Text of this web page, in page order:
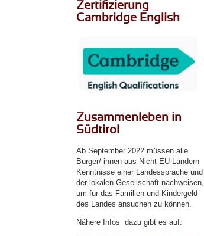
Zertifizierung
Cambridge English
Zusammenleben in
Südtirol
Ab September 2022 müssen alle
Bürger/-innen aus Nicht-EU-Ländern
Kenntnisse einer Landessprache und
der lokalen Gesellschaft nachweisen,
um für das Familien und Kindergeld
des Landes ansuchen zu können.
Nähere Infos dazu gibt es auf: